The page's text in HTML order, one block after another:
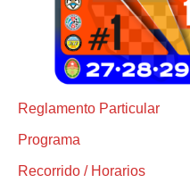
Reglamento Particular
Programa
Recorrido / Horarios